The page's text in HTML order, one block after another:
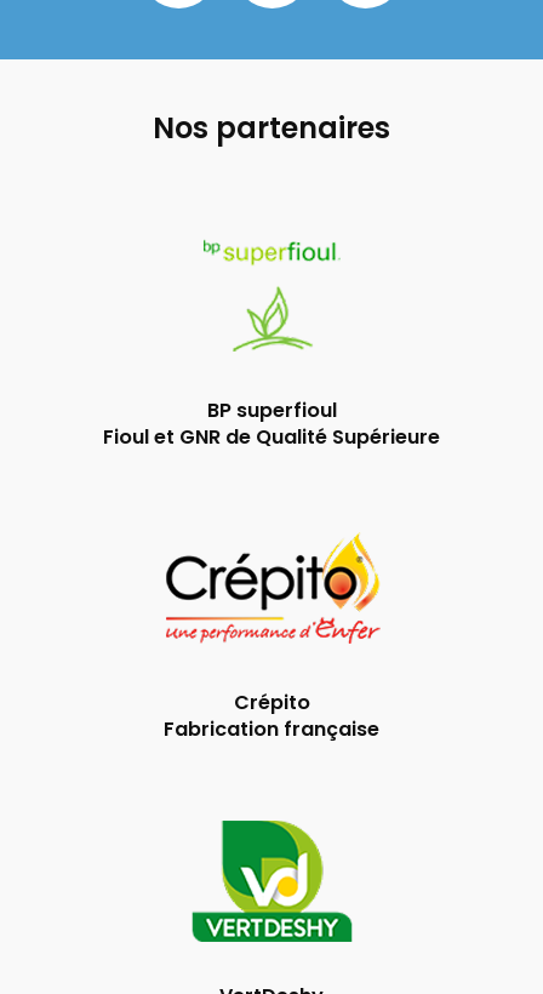
Nos partenaires
BP superfioul
Fioul et GNR de Qualité Supérieure
Crépito
Fabrication française